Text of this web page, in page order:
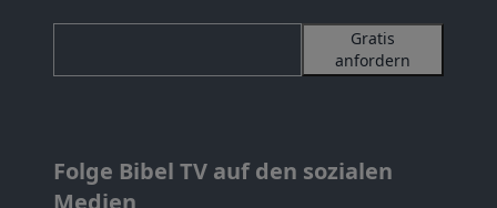
Gratis
anfordern
Folge Bibel TV auf den sozialen
Medien